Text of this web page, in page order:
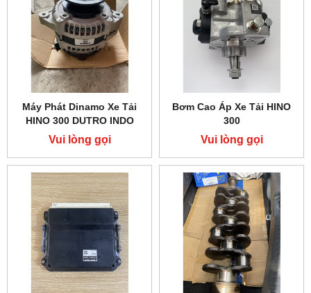
Máy Phát Dinamo Xe Tải
HINO 300 DUTRO INDO
Vui lòng gọi
Bơm Cao Áp Xe Tải HINO
300
Vui lòng gọi